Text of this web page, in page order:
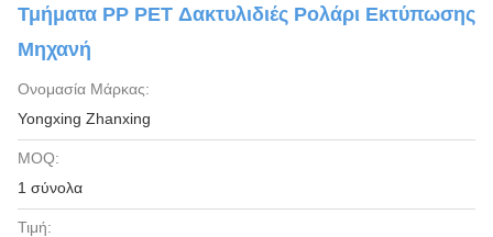
Τμήματα PP PET Δακτυλιδιές Ρολάρι Εκτύπωσης
Μηχανή
Ονομασία Μάρκας:
Yongxing Zhanxing
MOQ:
1 σύνολα
Τιμή: